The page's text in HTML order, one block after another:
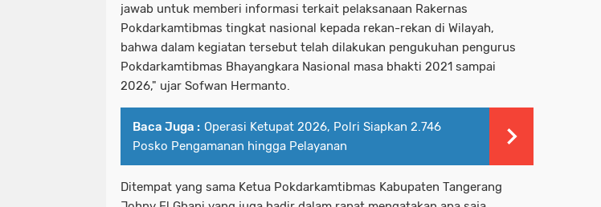
jawab untuk memberi informasi terkait pelaksanaan Rakernas
Pokdarkamtibmas tingkat nasional kepada rekan-rekan di Wilayah,
bahwa dalam kegiatan tersebut telah dilakukan pengukuhan pengurus
Pokdarkamtibmas Bhayangkara Nasional masa bhakti 2021 sampai
2026," ujar Sofwan Hermanto.
Baca Juga : Operasi Ketupat 2026, Polri Siapkan 2.746
Posko Pengamanan hingga Pelayanan
Ditempat yang sama Ketua Pokdarkamtibmas Kabupaten Tangerang